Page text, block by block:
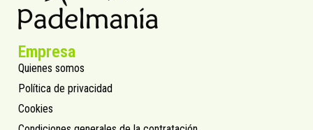
Empresa
Quienes somos
Política de privacidad
Cookies